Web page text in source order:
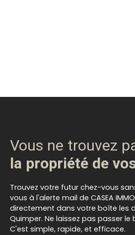
Vous ne trouvez
la propriété de
Trouvez votre futur chez-vous
vous à l'alerte mail de CASEA
directement dans votre boîte les
Quimper. Ne laissez pas passer le
C'est simple, rapide, et efficace.